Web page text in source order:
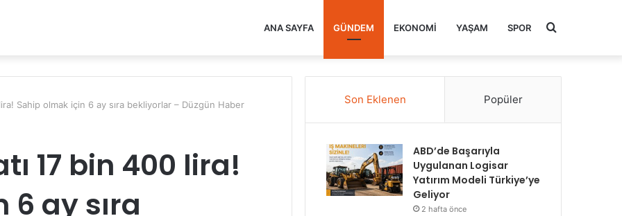
ANA SAYFA GÜNDEM EKONOMI YAŞAM SPOR Arama
Sahip olmak için 6 ay sıra bekliyorlar – Düzgün Haber
17 bin 400 lira!
ay sıra
Son Eklenen Popüler
ABD’de Başarıyla
Uygulanan Logisar
Yatırım Modeli Türkiye’ye
Geliyor
2 hafta önce